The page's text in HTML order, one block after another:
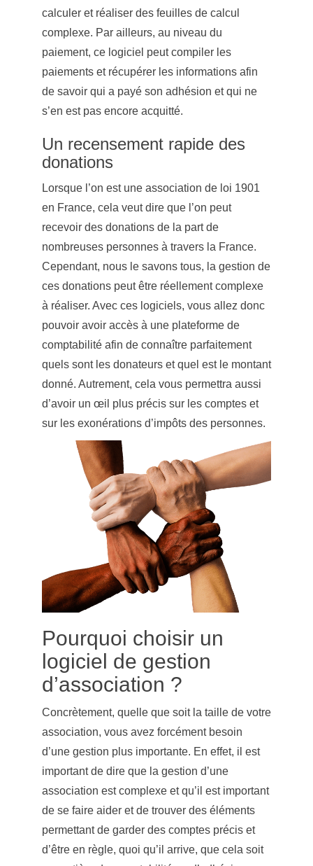
calculer et réaliser des feuilles de calcul
complexe. Par ailleurs, au niveau du
paiement, ce logiciel peut compiler les
paiements et récupérer les informations afin
de savoir qui a payé son adhésion et qui ne
s’en est pas encore acquitté.
Un recensement rapide des
donations
Lorsque l’on est une association de loi 1901
en France, cela veut dire que l’on peut
recevoir des donations de la part de
nombreuses personnes à travers la France.
Cependant, nous le savons tous, la gestion de
ces donations peut être réellement complexe
à réaliser. Avec ces logiciels, vous allez donc
pouvoir avoir accès à une plateforme de
comptabilité afin de connaître parfaitement
quels sont les donateurs et quel est le montant
donné. Autrement, cela vous permettra aussi
d’avoir un œil plus précis sur les comptes et
sur les exonérations d’impôts des personnes.
Pourquoi choisir un
logiciel de gestion
d’association ?
Concrètement, quelle que soit la taille de votre
association, vous avez forcément besoin
d’une gestion plus importante. En effet, il est
important de dire que la gestion d’une
association est complexe et qu’il est important
de se faire aider et de trouver des éléments
permettant de garder des comptes précis et
d’être en règle, quoi qu’il arrive, que cela soit